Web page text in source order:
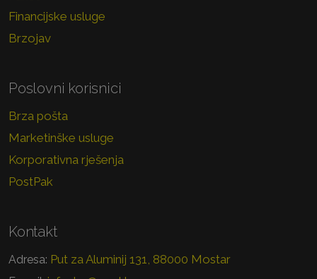
Financijske usluge
Brzojav
Poslovni korisnici
Brza pošta
Marketinške usluge
Korporativna rješenja
PostPak
Kontakt
Adresa: Put za Aluminij 131, 88000 Mostar